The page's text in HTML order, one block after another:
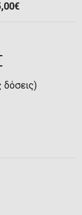
δόσεις)